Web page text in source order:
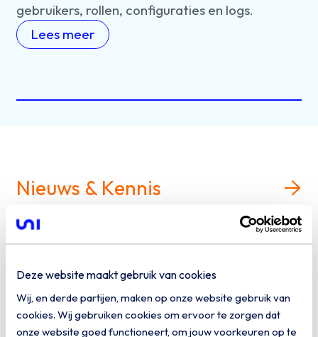
Deze website maakt gebruik van cookies
Wij, en derde partijen, maken op onze website gebruik van
cookies. Wij gebruiken cookies om ervoor te zorgen dat
onze website goed functioneert, om jouw voorkeuren op te
gebruikers, rollen, configuraties en logs.
Lees meer
Nieuws & Kennis
1 april 2026
Open Cloud Alliantie biedt
overheid soevereine
cloudoplossing